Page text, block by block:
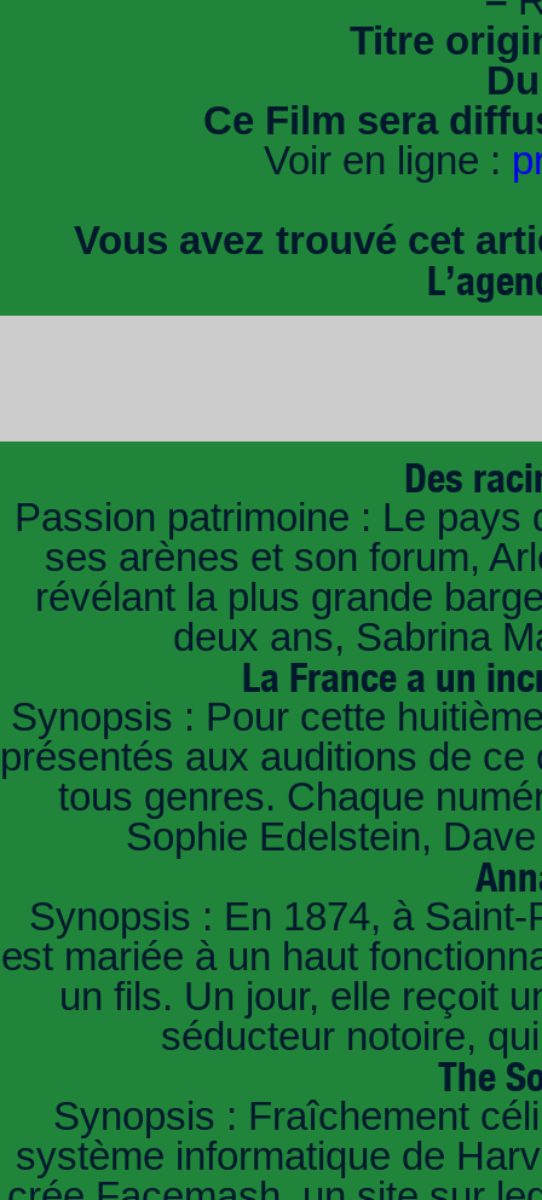
Titre
Ce Film sera
Voir en ligne :
Vous avez trouvé cet
Des
Passion patrimoine : Le pays
ses arènes et son forum,
révélant la plus grande
deux ans, Sabrina
La France a un
Synopsis : Pour cette
présentés aux auditions de
tous genres. Chaque
Sophie Edelstein,
Synopsis : En 1874, à
est mariée à un haut
un fils. Un jour, elle reçoit
séducteur notoire,
The
Synopsis : Fraîchement
système informatique de